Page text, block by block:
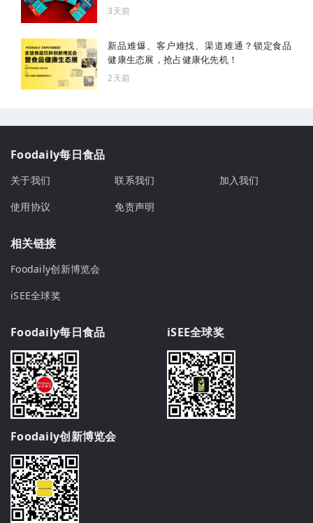
3天前
新品难爆、客户难找、渠道难通？锁定食品
健康生态展，抢占健康化先机！
2天前
Foodaily每日食品
关于我们 联系我们
加入我们
使用协议
免责声明
相关链接
Foodaily创新博览会
iSEE全球奖
Foodaily每日食品 iSEE全球奖
Foodaily创新博览会